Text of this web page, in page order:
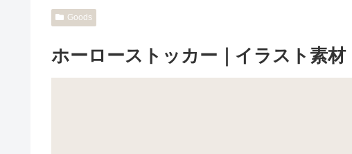
Goods
ホーローストッカー｜イラスト素材